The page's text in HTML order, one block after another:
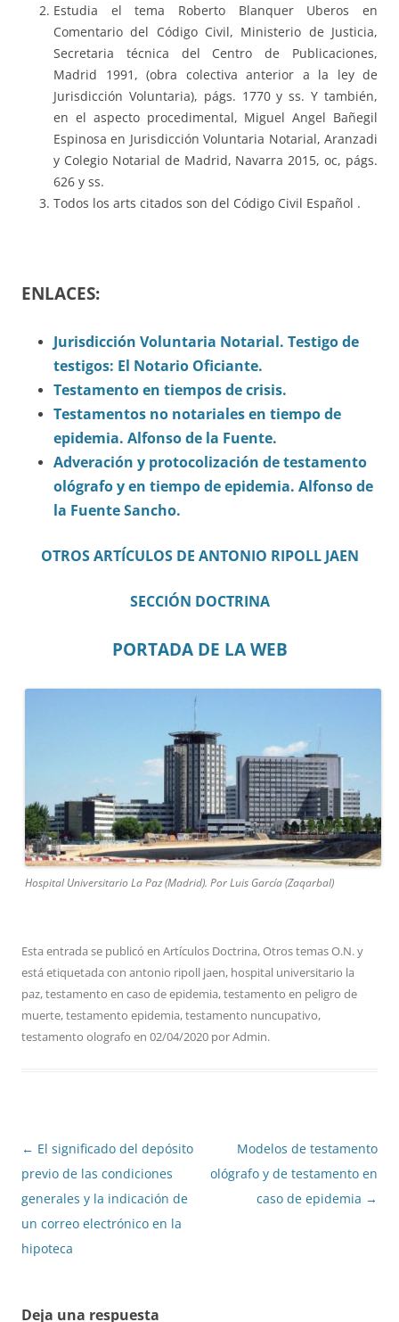
Estudia el tema Roberto Blanquer Uberos en
Comentario del Código Civil, Ministerio de Justicia,
Secretaria técnica del Centro de Publicaciones,
Madrid 1991, (obra colectiva anterior a la ley de
Jurisdicción Voluntaria), págs. 1770 y ss. Y también,
en el aspecto procedimental, Miguel Angel Bañegil
Espinosa en Jurisdicción Voluntaria Notarial, Aranzadi
y Colegio Notarial de Madrid, Navarra 2015, oc, págs.
626 y ss.
Todos los arts citados son del Código Civil Español .
ENLACES:
Jurisdicción Voluntaria Notarial. Testigo de
testigos: El Notario Oficiante.
Testamento en tiempos de crisis.
Testamentos no notariales en tiempo de
epidemia. Alfonso de la Fuente.
Adveración y protocolización de testamento
ológrafo y en tiempo de epidemia. Alfonso de
la Fuente Sancho.
OTROS ARTÍCULOS DE ANTONIO RIPOLL JAEN
SECCIÓN DOCTRINA
PORTADA DE LA WEB
Hospital Universitario La Paz (Madrid). Por Luis García (Zaqarbal)
Esta entrada se publicó en Artículos Doctrina,Otros temas O.N.y
está etiquetada con antonio ripoll jaen, hospital universitario la
paz,testamento en caso de epidemia,testamento en peligro de
muerte,testamento epidemia,testamento nuncupativo,
testamento olografo en 02/04/2020 porAdmin.
Navegación
de
entradas
← El significado del depósito
previo de las condiciones
generales y la indicación de
un correo electrónico en la
hipoteca
Modelos de testamento
ológrafo y de testamento en
caso de epidemia →
Deja una respuesta